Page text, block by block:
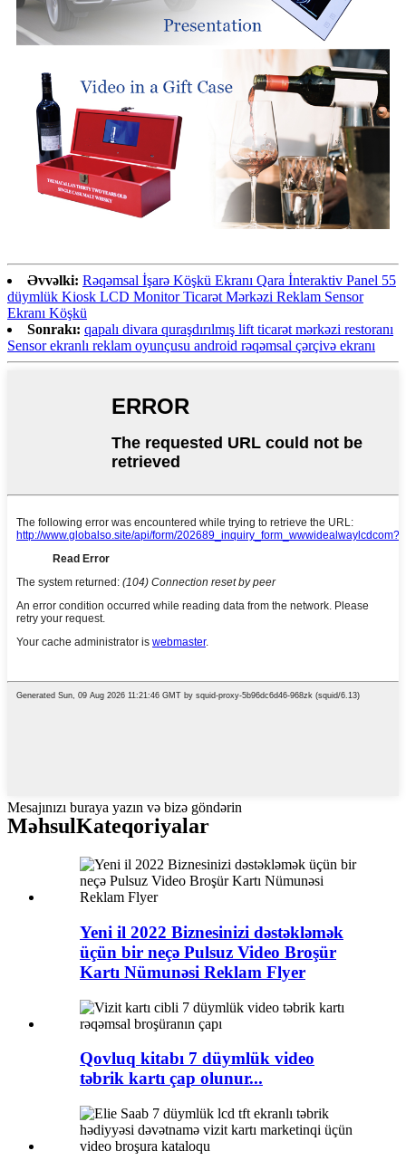
Əvvəlki: Rəqəmsal İşarə Köşkü Ekranı Qara İnteraktiv Panel 55
düymlük Kiosk LCD Monitor Ticarət Mərkəzi Reklam Sensor
Ekranı Köşkü
Sonrakı: qapalı divara quraşdırılmış lift ticarət mərkəzi restoranı
Sensor ekranlı reklam oyunçusu android rəqəmsal çərçivə ekranı
Mesajınızı buraya yazın və bizə göndərin
MəhsulKateqoriyalar
Yeni il 2022 Biznesinizi dəstəkləmək
üçün bir neçə Pulsuz Video Broşür
Kartı Nümunəsi Reklam Flyer
Qovluq kitabı 7 düymlük video
təbrik kartı çap olunur...